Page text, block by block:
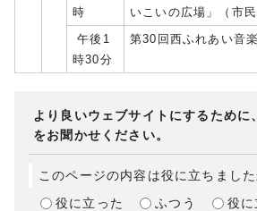
時
いこいの広場」（市民
午後1
時30分
第30回西ふれあい音
より良いウェブサイトにするために
をお聞かせください。
このページの内容は役に立ちました
役に立った
ふつう 役に